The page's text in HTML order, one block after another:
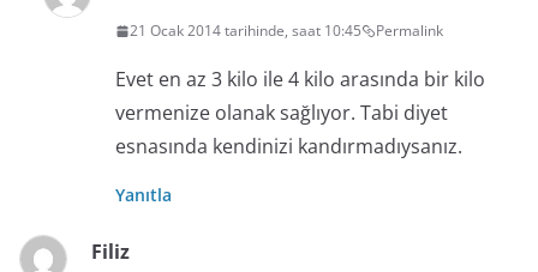
21 Ocak 2014 tarihinde, saat 10:45 Permalink
Evet en az 3 kilo ile 4 kilo arasında bir kilo
vermenize olanak sağlıyor. Tabi diyet
esnasında kendinizi kandırmadıysanız.
Yanıtla
Filiz